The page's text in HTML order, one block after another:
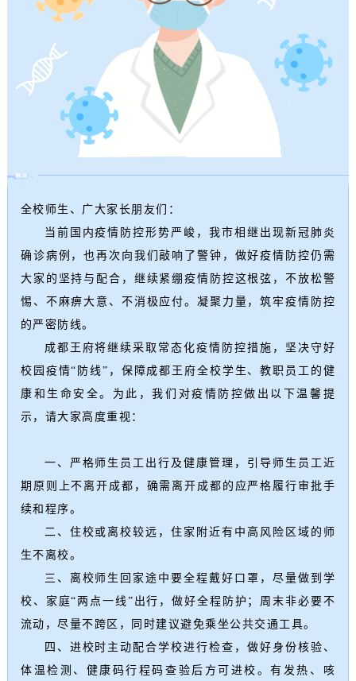
全校师生、广大家长朋友们：
当前国内疫情防控形势严峻，我市相继出现新冠肺炎
确诊病例，也再次向我们敲响了警钟，做好疫情防控仍需
大家的坚持与配合，继续紧绷疫情防控这根弦，不放松警
惕、不麻痹大意、不消极应付。 凝聚力量，筑牢疫情防控
的严密防线。
成都王府将继续采取常态化疫情防控措施，坚决守好
校园疫情“防线”，保障成都王府全校学生、教职员工的健
康和生命安全。为此，我们对疫情防控做出以下温馨提
示，请大家高度重视：
一、严格师生员工出行及健康管理，引导师生员工近
期原则上不离开成都，确需离开成都的应严格履行审批手
续和程序。
二、住校或离校较远，住家附近有中高风险区域的师
生不离校。
三、离校师生回家途中要全程戴好口罩，尽量做到学
校、家庭“两点一线”出行，做好全程防护； 周末非必要不
流动，尽量不跨区，同时建议避免乘坐公共交通工具。
四、进校时主动配合学校进行检查，做好身份核验、
体温检测、健康码行程码查验后方可进校。有发热、咳